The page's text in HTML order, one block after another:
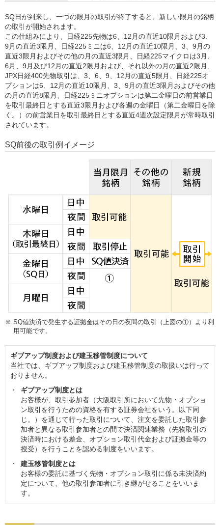
SQ日が到来し、一つの限月の取引が終了すると、新しい限月の銘柄
の取引が開始されます。
この仕組みにより、日経225先物は6、12月の直近10限月および3、
9月の直近3限月、日経225ミニは6、12月の直近10限月、3、9月の
直近3限月およびその他の月の直近3限月、日経225マイクロは3月、
6月、9月及び12月の直近2限月および、それ以外の月の直近2限月、
JPX日経400先物取引は、3、6、9、12月の直近5限月、日経225オ
プションは6、12月の直近10限月、3、9月の直近3限月およびその他
の月の直近8限月、日経225ミニオプションは第二金曜日の前営業日
を取引最終日とする直近3限月および各週の金曜日（第二金曜日を除
く。）の前営業日を取引最終日とする直近4週次設定限月が常時取引
されています。
SQ前後の取引例イメージ
※ SQ値決済で発生する証拠金はその日の夜間の取引（上図の①）より利
用可能です。
ギブアップ制度および建玉移管制度について
当社では、ギブアップ制度および建玉移管制度の取扱いは行って
おりません。
ギブアップ制度とは
お客様が、取引参加者（大阪取引所において先物・オプショ
ン取引を行うための資格を有する証券会社をいう。以下同
じ。）を通じて行った取引について、注文を委託した取引参
加者と異なる取引参加者との間で決済関連業務（先物取引の
決済時における差金、オプション取引代金および証拠金等の
授受）を行うことを認める制度をいいます。
建玉移管制度とは
お客様の委託に基づく先物・オプション取引に係る未決済約
定について、他の取引参加者に引き継がせることをいいま
す。